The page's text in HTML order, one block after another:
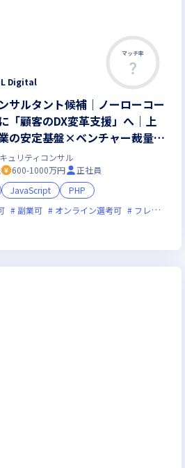
マッチ率
Digital
ルタント候補｜ノーローコー
「顧客のDX変革支援」へ｜上
の安定基盤×ベンチャー裁量で
実現
ュリティコンサル
600-1000万円
正社員
JavaScript
PHP
副業可 オンライン選考可 フレックス制度あり